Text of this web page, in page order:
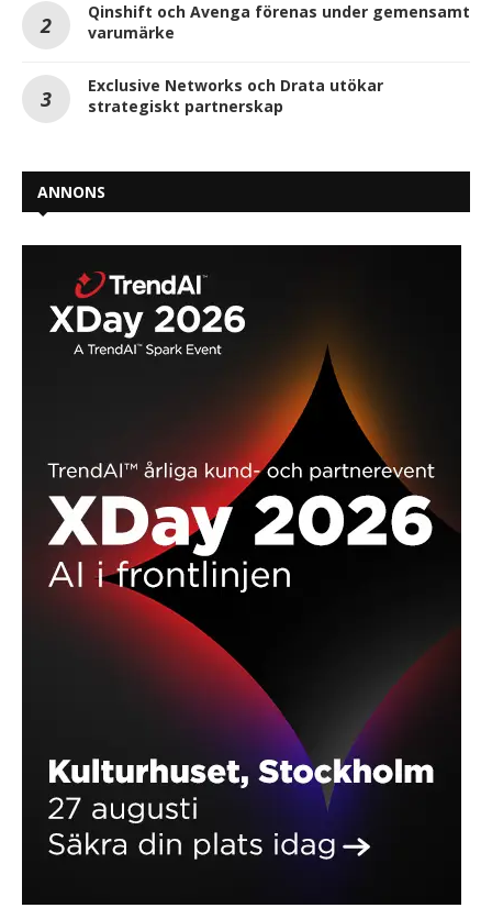
Qinshift och Avenga förenas under gemensamt
varumärke
Exclusive Networks och Drata utökar
strategiskt partnerskap
ANNONS